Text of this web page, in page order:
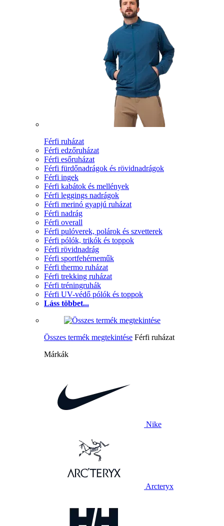
Férfi ruházat
Férfi edzőruházat
Férfi esőruházat
Férfi fürdőnadrágok és rövidnadrágok
Férfi ingek
Férfi kabátok és mellények
Férfi leggings nadrágok
Férfi merinó gyapjú ruházat
Férfi nadrág
Férfi overall
Férfi pulóverek, polárok és szvetterek
Férfi pólók, trikók és toppok
Férfi rövidnadrág
Férfi sportfehérneműk
Férfi thermo ruházat
Férfi trekking ruházat
Férfi tréningruhák
Férfi UV-védő pólók és toppok
Láss többet...
Összes termék megtekintése Férfi ruházat
Márkák
Nike
Arcteryx